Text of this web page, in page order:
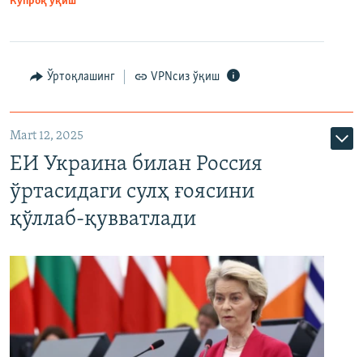
Ўртоқлашинг VPNсиз ўқиш
Mart 12, 2025
ЕИ Украина билан Россия
ўртасидаги сулҳ ғоясини
қўллаб-қувватлади